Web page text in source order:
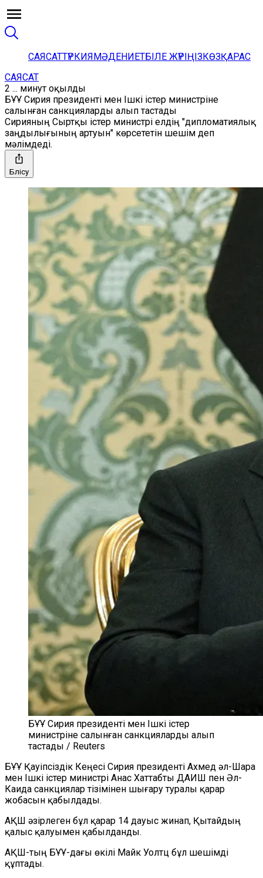
САЯСАТТҮРКИЯМӘДЕНИЕТБІЛЕ ЖҮРІҢІЗКӨЗҚАРАС
САЯСАТ
2 ... минут оқылды
БҰҰ Сирия президенті мен Ішкі істер министріне
салынған санкцияларды алып тастады
Сирияның Сыртқы істер министрі елдің "дипломатиялық
заңдылығының артуын" көрсететін шешім деп
мәлімдеді.
Бөлісу
БҰҰ Сирия президенті мен Ішкі істер
министріне салынған санкцияларды алып
тастады / Reuters
БҰҰ Қауіпсіздік Кеңесі Сирия президенті Ахмед әл-Шара
мен Ішкі істер министрі Анас Хаттабты ДАИШ пен Әл-
Каида санкциялар тізімінен шығару туралы қарар
жобасын қабылдады.
АҚШ әзірлеген бұл қарар 14 дауыс жинап, Қытайдың
қалыс қалуымен қабылданды.
АҚШ-тың БҰҰ-дағы өкілі Майк Уолтц бұл шешімді
құптады.